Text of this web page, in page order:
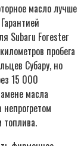
масло лучше
Subaru Forester
пробега
Субару, но
15 000
масла
топлива.